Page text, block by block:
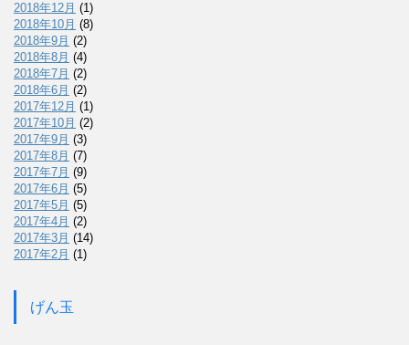
2018年12月 (1)
2018年10月 (8)
2018年9月 (2)
2018年8月 (4)
2018年7月 (2)
2018年6月 (2)
2017年12月 (1)
2017年10月 (2)
2017年9月 (3)
2017年8月 (7)
2017年7月 (9)
2017年6月 (5)
2017年5月 (5)
2017年4月 (2)
2017年3月 (14)
2017年2月 (1)
げん玉